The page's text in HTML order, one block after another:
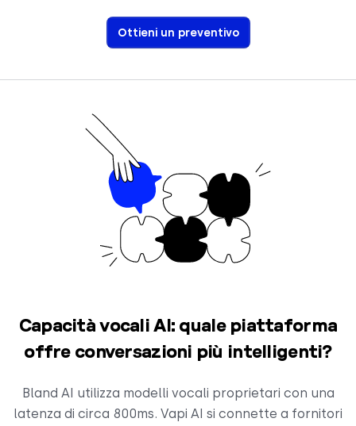
Ottieni un preventivo
Capacità vocali AI: quale piattaforma
offre conversazioni più intelligenti?
Bland AI utilizza modelli vocali proprietari con una
latenza di circa 800ms. Vapi AI si connette a fornitori